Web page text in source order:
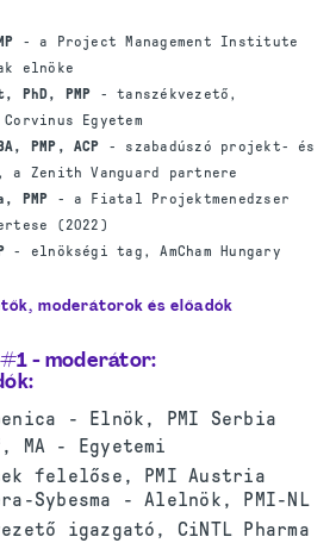
- a Project Management Institute
elnöke
PhD, PMP - tanszékvezető,
Egyetem
PMP, ACP - szabadúszó projekt- és
a Zenith Vanguard partnere
PMP - a Fiatal Projektmenedzser
(2022)
- elnökségi tag, AmCham Hungary
moderátorok és előadók
- moderátor:
:
- Elnök, PMI Serbia
MA - Egyetemi
felelőse, PMI Austria
Sybesma - Alelnök, PMI-NL
igazgató, CiNTL Pharma